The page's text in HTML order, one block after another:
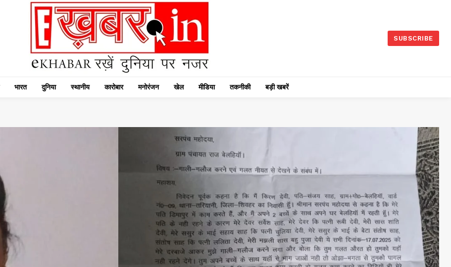
SUBSCRIBE
भारत दुनिया स्थानीय कारोबार मनोरंजन खेल मीडिया तकनीकी बड़ी खबरें